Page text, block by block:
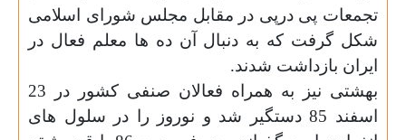
تجمعات پی درپی در مقابل مجلس شورای اسلامی
شکل گرفت که به دنبال آن ده ها معلم فعال در
ایران بازداشت شدند.
بهشتی نیز به همراه فعالان صنفی کشور در 23
اسفند 85 دستگیر شد و نوروز را در سلول های